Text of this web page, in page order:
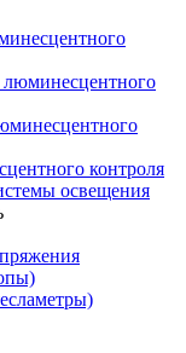
контроля
освещения